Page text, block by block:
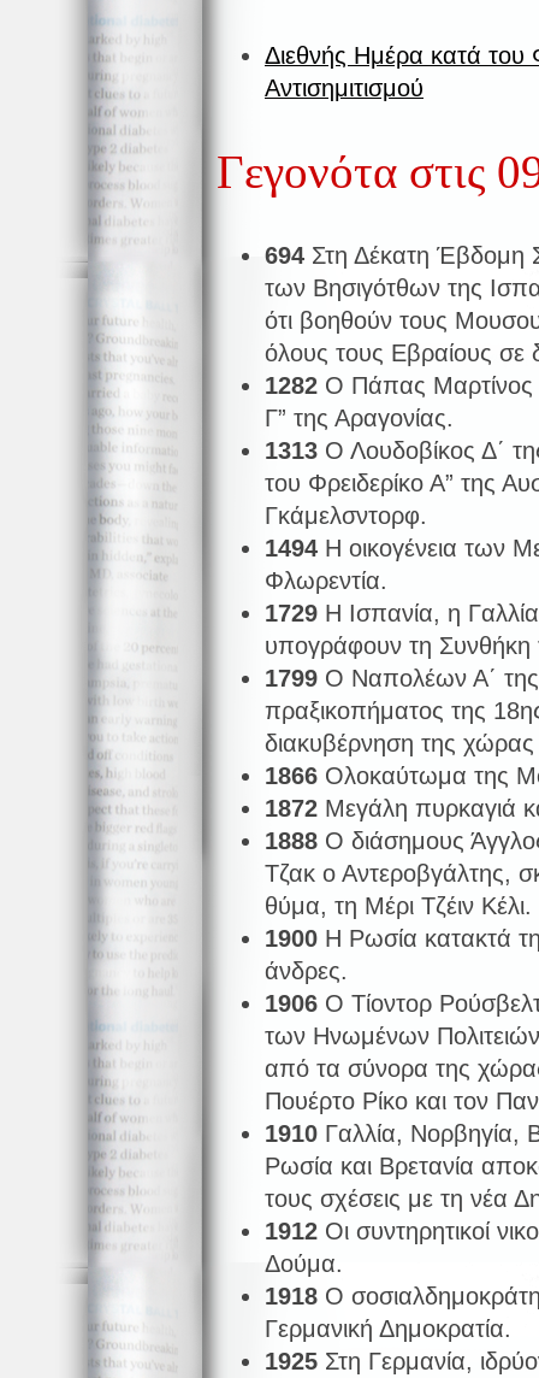
Διεθνής Ημέρα κατά του
Αντισημιτισμού
Γεγονότα στις
694 Στη Δέκατη Έβδομη
των Βησιγότθων της
ότι βοηθούν τους
όλους τους Εβραίους σε
1282 Ο Πάπας Μαρτίνος
Γ” της Αραγονίας.
1313 Ο Λουδοβίκος Δ΄
του Φρειδερίκο Α” της
Γκάμελσντορφ.
1494 Η οικογένεια των
Φλωρεντία.
1729 Η Ισπανία, η
υπογράφουν τη Συνθήκη
1799 Ο Ναπολέων Α΄ της
πραξικοπήματος της
διακυβέρνηση της χώρας
1866 Ολοκαύτωμα της
1872 Μεγάλη πυρκαγιά
1888 O διάσημους
Τζακ ο Αντεροβγάλτης,
θύμα, τη Μέρι Τζέιν Κέλι.
1900 Η Ρωσία κατακτά
άνδρες.
1906 Ο Τίοντορ
των Ηνωμένων
από τα σύνορα της χώρας
Πουέρτο Ρίκο και τον
1910 Γαλλία, Νορβηγία,
Ρωσία και Βρετανία
τους σχέσεις με τη νέα
1912 Οι συντηρητικοί
Δούμα.
1918 Ο
Γερμανική Δημοκρατία.
1925 Στη Γερμανία,